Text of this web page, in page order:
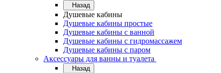
Назад
Душевые кабины
Душевые кабины простые
Душевые кабины с ванной
Душевые кабины с гидромассажем
Душевые кабины с паром
Аксессуары для ванны и туалета
Назад